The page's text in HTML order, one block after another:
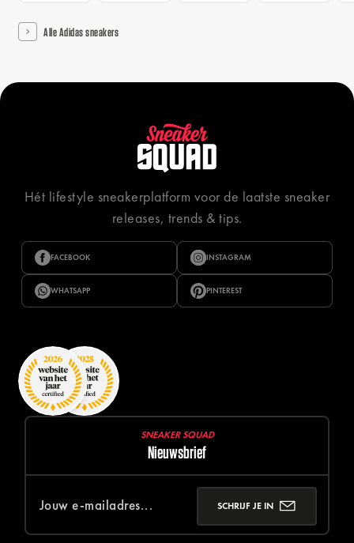
Alle Adidas sneakers
Hét lifestyle sneakerplatform voor de laatste sneaker
releases, trends & tips.
FACEBOOK INSTAGRAM
WHATSAPP PINTEREST
SNEAKER SQUAD
Nieuwsbrief
SCHRIJF JE IN